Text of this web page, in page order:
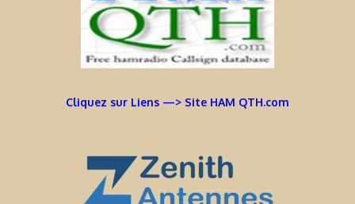
Cliquez sur Liens —> Site HAM QTH.com